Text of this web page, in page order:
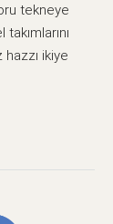
tekneye
hazzı ikiye